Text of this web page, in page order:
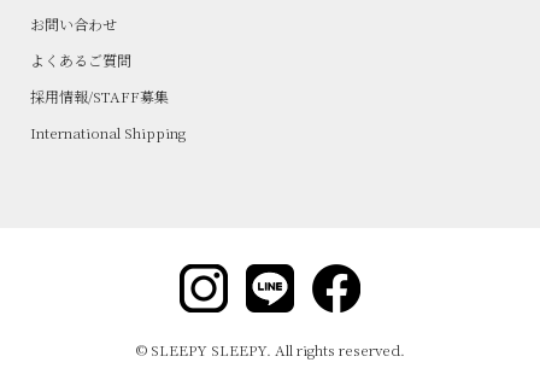
お問い合わせ
よくあるご質問
採用情報/STAFF募集
International Shipping
© SLEEPY SLEEPY. All rights reserved.